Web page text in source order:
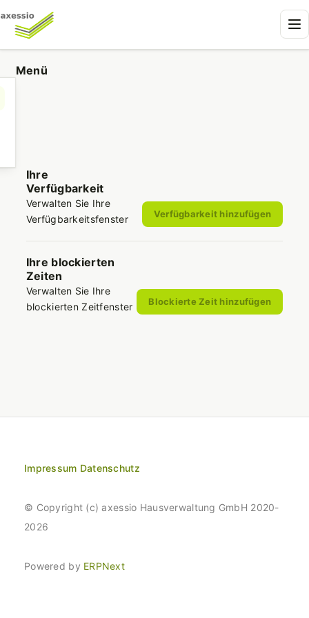
Menü
Ihre
Verfügbarkeit
Verwalten Sie Ihre
Verfügbarkeitsfenster
Verfügbarkeit hinzufügen
Ihre blockierten
Zeiten
Verwalten Sie Ihre
blockierten Zeitfenster
Blockierte Zeit hinzufügen
Impressum Datenschutz
© Copyright (c) axessio Hausverwaltung GmbH 2020-
2026
Powered by ERPNext